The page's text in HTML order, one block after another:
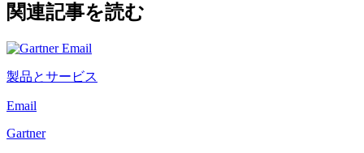
関連記事を読む
製品とサービス
Email
Gartner